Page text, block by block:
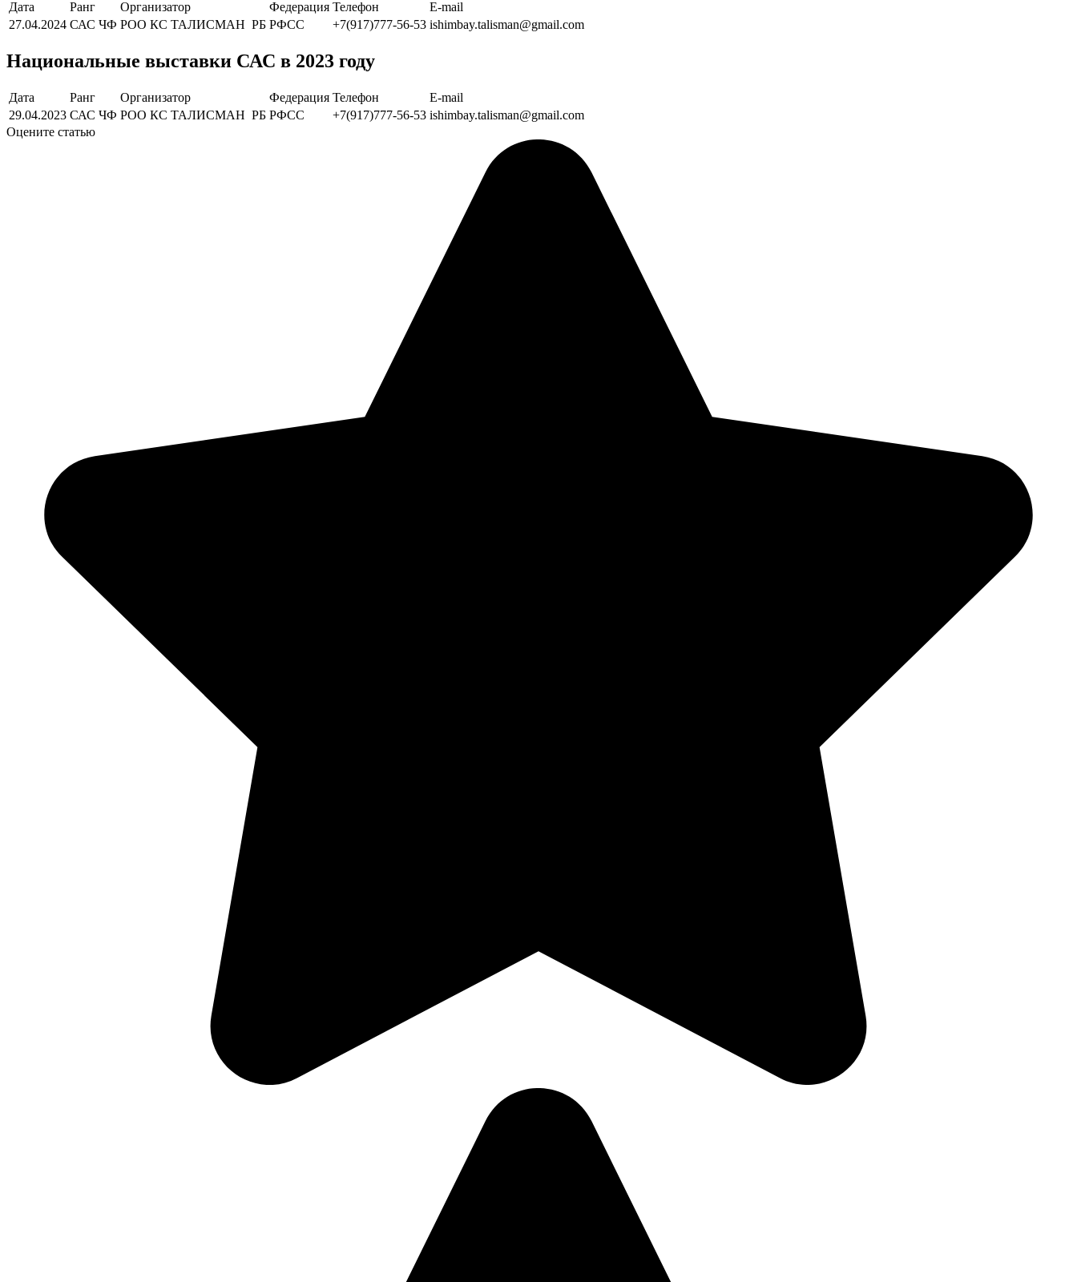
Дата Ранг Организатор Федерация Телефон
Е-mail
27.04.2024 САС ЧФ РОО КС ТАЛИСМАН РБ РФСС +7(917)777-56-53 ishimbay.talisman@gmail.com
Национальные выставки САС в 2023 году
Дата Ранг Организатор Федерация Телефон
Е-mail
29.04.2023 САС ЧФ РОО КС ТАЛИСМАН РБ РФСС +7(917)777-56-53 ishimbay.talisman@gmail.com
Оцените статью